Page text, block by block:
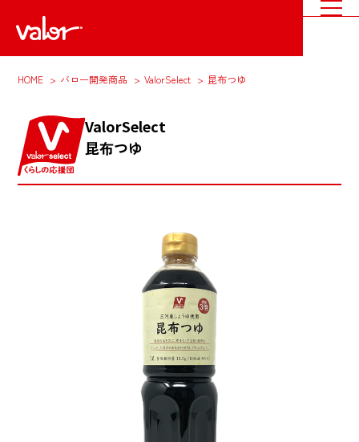
HOME バロー開発商品 ValorSelect 昆布つゆ
ValorSelect
昆布つゆ